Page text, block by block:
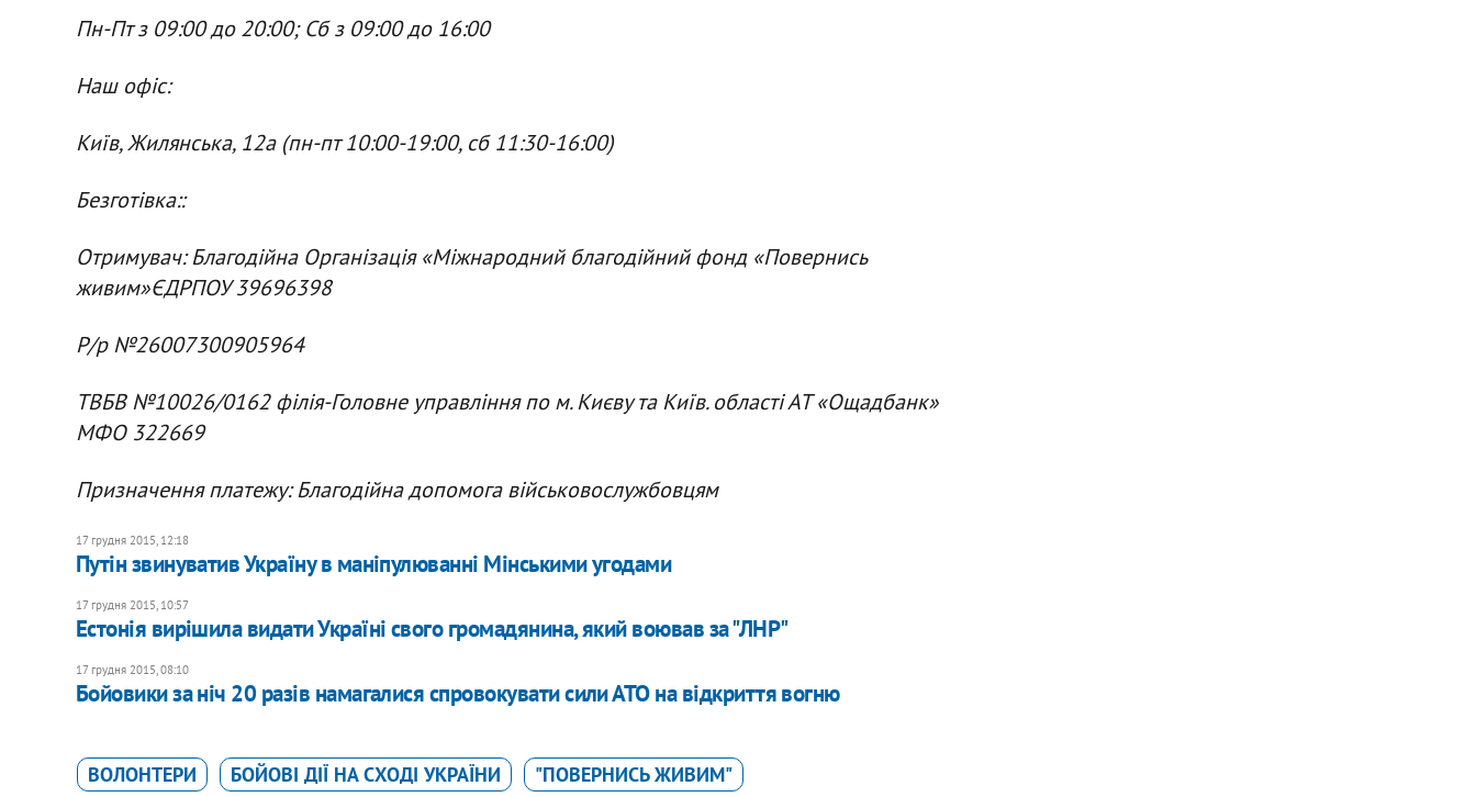
Пн-Пт з 09:00 до 20:00; Сб з 09:00 до 16:00
Наш офіс:
Київ, Жилянська, 12а (пн-пт 10:00-19:00, сб 11:30-16:00)
Безготівка::
Отримувач: Благодійна Організація «Міжнародний благодійний фонд «Повернись
живим»ЄДРПОУ 39696398
Р/р №26007300905964
ТВБВ №10026/0162 філія-Головне управління по м. Києву та Київ. області АТ «Ощадбанк»
МФО 322669
Призначення платежу: Благодійна допомога військовослужбовцям
17 грудня 2015, 12:18
Путін звинуватив Україну в маніпулюванні Мінськими угодами
17 грудня 2015, 10:57
Естонія вирішила видати Україні свого громадянина, який воював за "ЛНР"
17 грудня 2015, 08:10
Бойовики за ніч 20 разів намагалися спровокувати сили АТО на відкриття вогню
ВОЛОНТЕРИ БОЙОВІ ДІЇ НА СХОДІ УКРАЇНИ "ПОВЕРНИСЬ ЖИВИМ"